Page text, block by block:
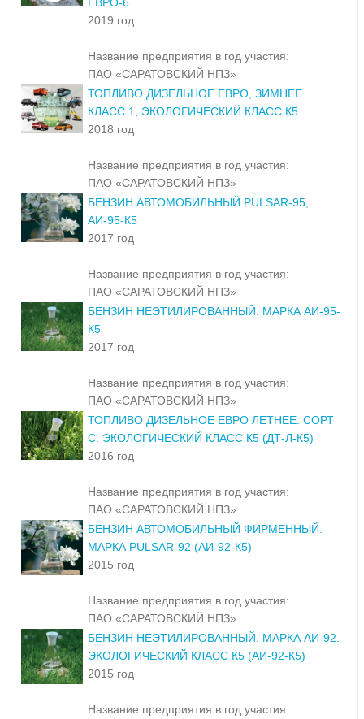
ЕВРО-6
2019 год
Название предприятия в год участия:
ПАО «САРАТОВСКИЙ НПЗ»
ТОПЛИВО ДИЗЕЛЬНОЕ ЕВРО, ЗИМНЕЕ.
КЛАСС 1, ЭКОЛОГИЧЕСКИЙ КЛАСС К5
2018 год
Название предприятия в год участия:
ПАО «САРАТОВСКИЙ НПЗ»
БЕНЗИН АВТОМОБИЛЬНЫЙ PULSAR-95,
АИ-95-К5
2017 год
Название предприятия в год участия:
ПАО «САРАТОВСКИЙ НПЗ»
БЕНЗИН НЕЭТИЛИРОВАННЫЙ. МАРКА АИ-95-
К5
2017 год
Название предприятия в год участия:
ПАО «САРАТОВСКИЙ НПЗ»
ТОПЛИВО ДИЗЕЛЬНОЕ ЕВРО ЛЕТНЕЕ. СОРТ
С. ЭКОЛОГИЧЕСКИЙ КЛАСС К5 (ДТ-Л-К5)
2016 год
Название предприятия в год участия:
ПАО «САРАТОВСКИЙ НПЗ»
БЕНЗИН АВТОМОБИЛЬНЫЙ ФИРМЕННЫЙ.
МАРКА PULSAR-92 (АИ-92-К5)
2015 год
Название предприятия в год участия:
ПАО «САРАТОВСКИЙ НПЗ»
БЕНЗИН НЕЭТИЛИРОВАННЫЙ. МАРКА АИ-92.
ЭКОЛОГИЧЕСКИЙ КЛАСС К5 (АИ-92-К5)
2015 год
Название предприятия в год участия: